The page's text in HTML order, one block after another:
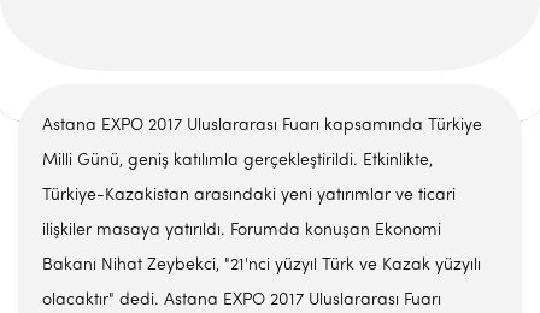
Astana EXPO 2017 Uluslararası Fuarı kapsamında Türkiye
Milli Günü, geniş katılımla gerçekleştirildi. Etkinlikte,
Türkiye-Kazakistan arasındaki yeni yatırımlar ve ticari
ilişkiler masaya yatırıldı. Forumda konuşan Ekonomi
Bakanı Nihat Zeybekci, "21'nci yüzyıl Türk ve Kazak yüzyılı
olacaktır" dedi. Astana EXPO 2017 Uluslararası Fuarı